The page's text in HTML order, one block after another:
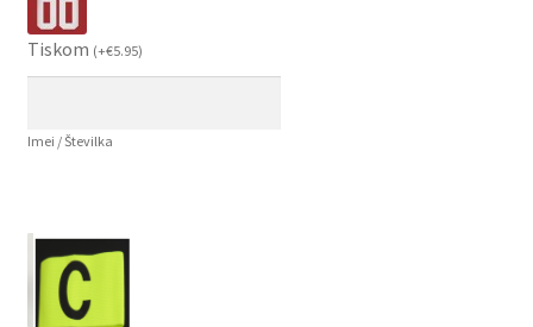
Tiskom (+€5.95)
Imei / Številka